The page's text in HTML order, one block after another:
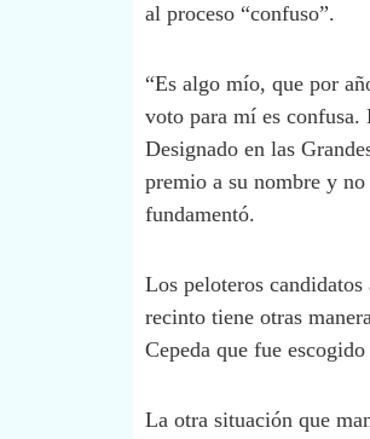
al proceso “confuso”.
“Es algo mío, que por
voto para mí es
Designado en las
premio a su nombre y
fundamentó.
Los peloteros
recinto tiene otras
Cepeda que fue
La otra situación que